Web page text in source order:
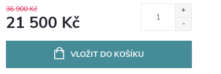
36 900 Kč
21 500 Kč
VLOŽIT DO KOŠÍKU